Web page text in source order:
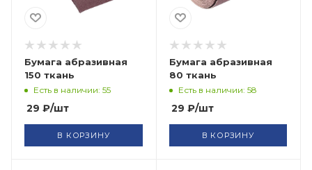
Бумага абразивная
150 ткань
Есть в наличии: 55
29 ₽/шт
В КОРЗИНУ
Бумага абразивная
80 ткань
Есть в наличии: 58
29 ₽/шт
В КОРЗИНУ